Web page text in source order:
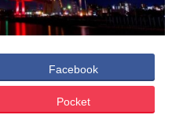
Facebook
Pocket